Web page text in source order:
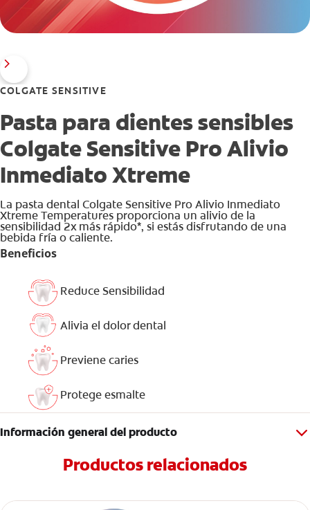
COLGATE SENSITIVE
Pasta para dientes sensibles
Colgate Sensitive Pro Alivio
Inmediato Xtreme
La pasta dental Colgate Sensitive Pro Alivio Inmediato
Xtreme Temperatures proporciona un alivio de la
sensibilidad 2x más rápido*, si estás disfrutando de una
bebida fría o caliente.
Beneficios
Reduce Sensibilidad
Alivia el dolor dental
Previene caries
Protege esmalte
Información general del producto
Productos relacionados